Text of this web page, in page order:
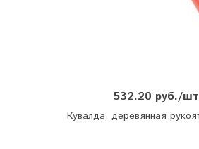
532.20 руб./
Кувалда, деревянная